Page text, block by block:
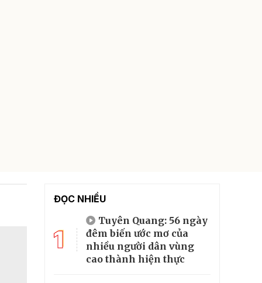
ĐỌC NHIỀU
1
Tuyên Quang: 56 ngày
đêm biến ước mơ của
nhiều người dân vùng
cao thành hiện thực